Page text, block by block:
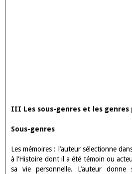
III Les sous-genres et les genres
Sous-genres
Les mémoires : l’auteur sélectionne
à l’Histoire dont il a été témoin ou
sa vie personnelle. L’auteur